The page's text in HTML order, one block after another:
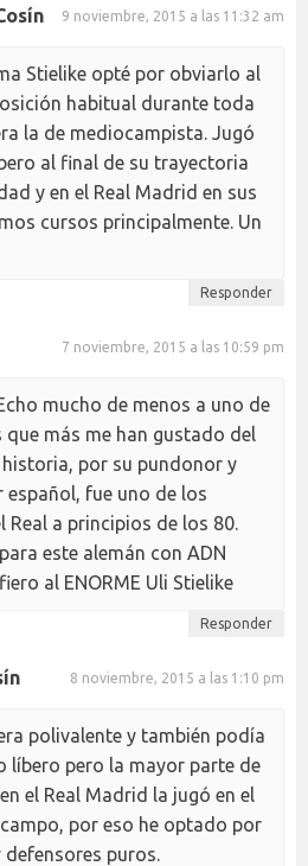
9 noviembre, 2015 a las 11:32 am
Stielike opté por obviarlo al
habitual durante toda
la de mediocampista. Jugó
al final de su trayectoria
y en el Real Madrid en sus
cursos principalmente. Un
Responder
7 noviembre, 2015 a las 10:59 pm
mucho de menos a uno de
que más me han gustado del
por su pundonor y
español, fue uno de los
Real a principios de los 80.
este alemán con ADN
al ENORME Uli Stielike
Responder
8 noviembre, 2015 a las 1:10 pm
polivalente y también podía
líbero pero la mayor parte de
el Real Madrid la jugó en el
por eso he optado por
defensores puros.